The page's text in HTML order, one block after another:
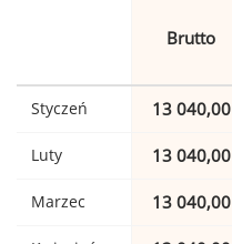
Brutto
Styczeń 13 040,00
Luty 13 040,00
Marzec 13 040,00